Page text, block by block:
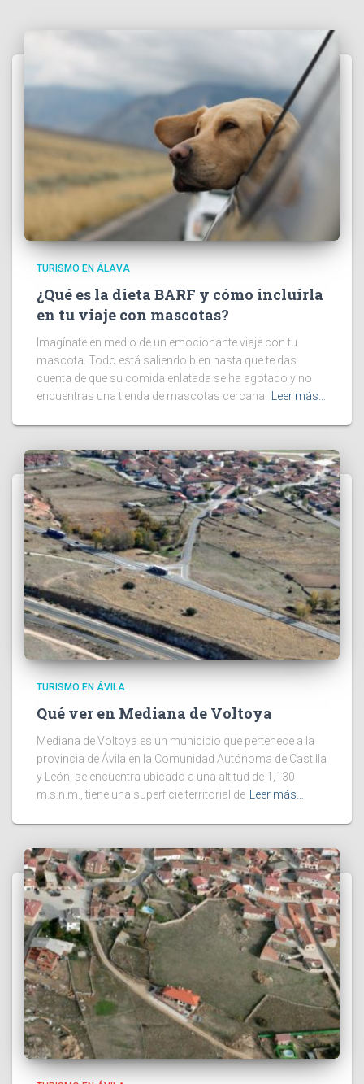
TURISMO EN ÁLAVA
¿Qué es la dieta BARF y cómo incluirla
en tu viaje con mascotas?
Imagínate en medio de un emocionante viaje con tu
mascota. Todo está saliendo bien hasta que te das
cuenta de que su comida enlatada se ha agotado y no
encuentras una tienda de mascotas cercana.
Leer más…
TURISMO EN ÁVILA
Qué ver en Mediana de Voltoya
Mediana de Voltoya es un municipio que pertenece a la
provincia de Ávila en la Comunidad Autónoma de Castilla
y León, se encuentra ubicado a una altitud de 1,130
m.s.n.m., tiene una superficie territorial de Leer más…